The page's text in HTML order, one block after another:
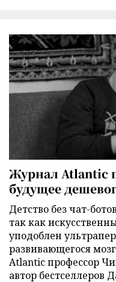
Журнал Atlantic
будущее
Детство без чат-
так как
уподоблен
развивающегося
Atlantic профессор
автор бестселлеров